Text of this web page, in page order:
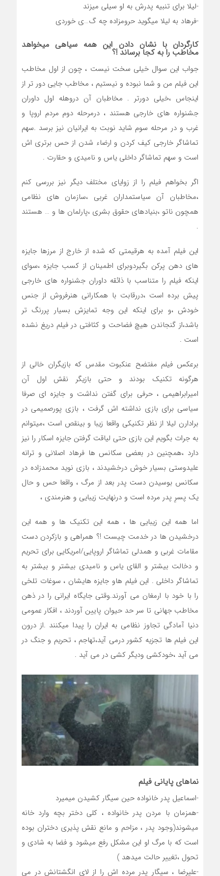
-لیلا برای تنبیه پدرش به او سیلی میزند
-فرهاد به لیلا میگوید حرومزاده چه گ…ی خوردی
کارگردان با نشان دادن این همه سیاهی میخواهد
مخاطب را به کجا برساند !؟
جواب این سوال خیلی سخت نیست ، چون از اول مخاطب
این فیلم من و شما نبوده و نیستیم ، مخاطب جایی دور تر از
اینجاس ،خیلی دورتر . مخاطبان آن دروهله اول داوران
جشنواره های خارجی هستند ، درمرحله دوم مردم اروپا و
غرب و در مرحله سوم شاید نوبت به ایرانیان نیز برسد .سهم
تماشاگر خارجی کیف کردن و ارضاء شدن از حس برتری اش
است و سهم تماشاگر داخلی یاس و نامیدی و حقارت .
اگر بخواهم فیلم را از زوایای مختلف دیگر نیز بررسی کنم
،مخاطبان آن سیاستمداران غربی ،سازمان های نظامی
همچون ناتو ،بنیادهای حقوق بشری ،پارلمان ها و … هستند
.
این فیلم آمده به هرقیمتی که شده از خارج از مرزها جایزه
های دهن پرکن بگیردوبرای اطمینان از کسب جایزه ،سوای
اینکه فیلم را متناسب با ذائقه داوران جشنواره های خارجی
پیش برده است ،دررقابت با همکارانی هنرفروش از جنس
خودش ،و برای اینکه این وجه تمایزش بسیار پررنگ تر
باشد،از گنجاندن هیچ فضاحت و کثافتی در فیلم دریغ نشده
است .
برعکس فیلم مفتضح عنکبوت مقدس که بازیگران خالی از
هرگونه تکنیک بودند و حتی بازیگر نقش اول آن
امیرابراهیمی ، حرفی برای گفتن نداشت و جایزه ای صرفا
سیاسی برای بازی نداشته اش گرفت ، بازی پورصمیمی در
برادارن لیلا از نظر تکنیکی واقعا زیبا و بینقص است ،میتوانم
به جرات بگویم این بازی حتی لیاقت گرفتن جایزه اسکار را نیز
دارد ،همچنین در بعضی سکانس ها فرهاد اصلانی و ترانه
علیدوستی بسیار خوش درخشیدند ، بازی نوید محمدزاده در
سکانس بوسیدن دست پدر بعد از مرگ ، واقعا حس و حال
یک پسرِ پدر مرده است و درنهایت زیبایی و هنرمندی ،
اما همه این زیبایی ها ، همه این تکنیک ها و همه این
درخشیدن ها در خدمت چیست !؟ همراهی و بازکردن دست
مقامات غربی و همدلی تماشاگر اروپایی/امریکایی برای تحریم
و دخالت بیشتر و القای یاس و نامیدی بیشتر و بیشتر به
تماشاگر داخلی . این فیلم هاو جایزه هایشان ، سوغات تلخی
را با خود با ارمغان می آورند.وقتی جایگاه ایرانی را در ذهن
مخاطب جهانی تا سر حد حیوان پایین آوردند ، افکار عمومی
دنیا آمادگی تجاوز نظامی به ایران را پیدا میکنند .از درون
این فیلم ها تجزیه کشور درمی آید،تهاجم ، تحریم و جنگ در
می آید ،خودکشی ودیگر کشی در می آید .
نماهای پایانی فیلم
-اسماعیل پدر خانواده حین سیگار کشیدن میمیرد
-همزمان با مردن پدر خانواده ، کلی دختر بچه وارد خانه
میشوند(وجود پدر ، مزاحم و مانع نقش پذیری دختران بوده
است که با مرگ او این مشکل رفع میشود و فضا به شادی و
تحول ،تغییر حالت میدهد )
-علیرضا ، سیگار پدر مرده اش را از لای انگشتانش در می